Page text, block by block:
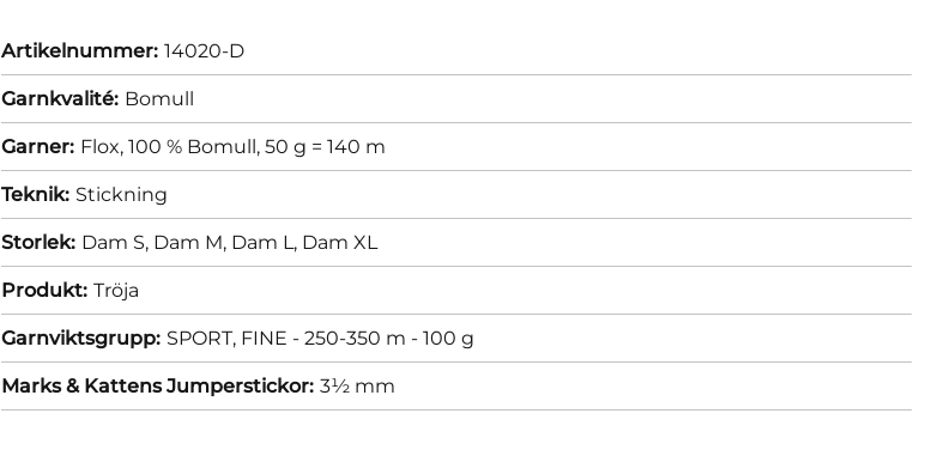
Artikelnummer: 14020-D
Garnkvalité: Bomull
Garner: Flox, 100 % Bomull, 50 g = 140 m
Teknik: Stickning
Storlek: Dam S, Dam M, Dam L, Dam XL
Produkt: Tröja
Garnviktsgrupp: SPORT, FINE - 250-350 m - 100 g
Marks & Kattens Jumperstickor: 3½ mm